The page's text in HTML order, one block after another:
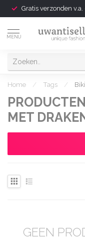
Gratis verzonden
MENU
Home / Tags /
MET
GEEN